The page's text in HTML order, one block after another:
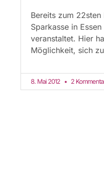
Bereits zum
Sparkasse in
veranstaltet. Hier
Möglichkeit, sich
8. Mai 2012 2